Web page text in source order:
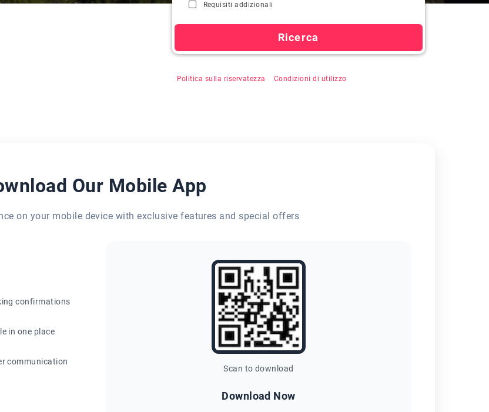
Requisiti addizionali
Ricerca
Politica sulla riservatezza
Condizioni di utilizzo
Our Mobile App
on your mobile device with exclusive features and special offers
confirmations
in one place
communication
Scan to download
Download Now